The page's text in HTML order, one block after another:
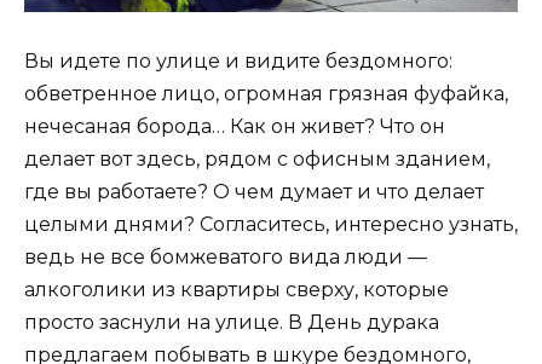
Вы идете по улице и видите бездомного:
обветренное лицо, огромная грязная фуфайка,
нечесаная борода… Как он живет? Что он
делает вот здесь, рядом с офисным зданием,
где вы работаете? О чем думает и что делает
целыми днями? Согласитесь, интересно узнать,
ведь не все бомжеватого вида люди —
алкоголики из квартиры сверху, которые
просто заснули на улице. В День дурака
предлагаем побывать в шкуре бездомного,